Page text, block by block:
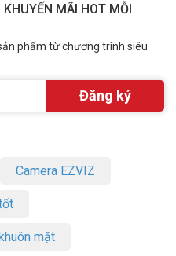
MÃI HOT MỖI
phẩm từ chương trình siêu
Camera EZVIZ
mặt